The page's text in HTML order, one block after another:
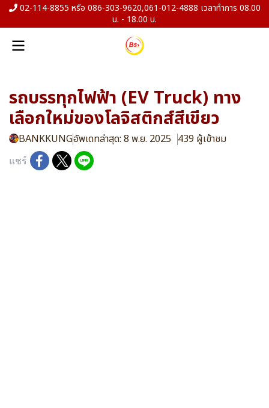
02-114-8855 หรือ 086-303-9620,061-012-4888 เวลาทำการ 08.00
น. - 18.00 น.
รถบรรทุกไฟฟ้า (EV Truck) ทาง
เลือกใหม่ของโลจิสติกส์สีเขียว
BANKKUNGอัพเดทล่าสุด: 8 พ.ย. 2025 439 ผู้เข้าชม
แชร์